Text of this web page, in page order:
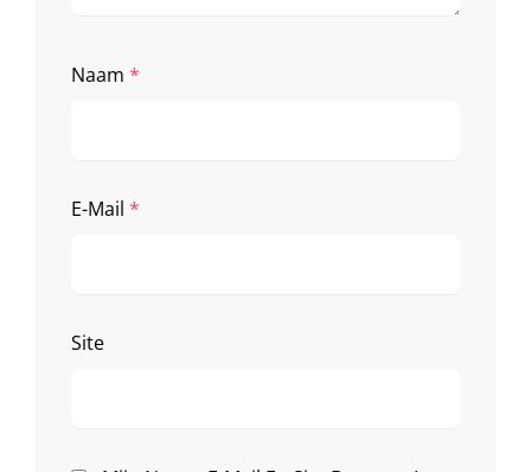
Naam *
E-Mail *
Site